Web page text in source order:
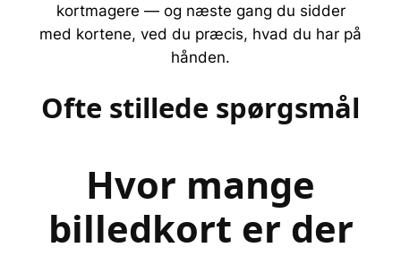
kortmagere — og næste gang du sidder
med kortene, ved du præcis, hvad du har på
hånden.
Ofte stillede spørgsmål
Hvor mange
billedkort er der